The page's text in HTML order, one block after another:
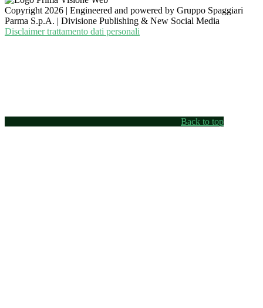
Copyright 2026 | Engineered and powered by Gruppo Spaggiari
Parma S.p.A. | Divisione Publishing & New Social Media
Disclaimer trattamento dati personali
Back to top